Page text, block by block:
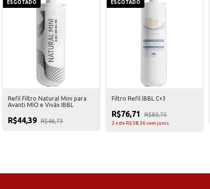
ESGOTADO
Refil Filtro Natural Mini para
Avanti MIO e Viváx IBBL
R$44,39 R$46,73
ESGOTADO
Filtro Refil IBBL C+3
R$76,71 R$80,75
2 xde R$38,36 sem juros